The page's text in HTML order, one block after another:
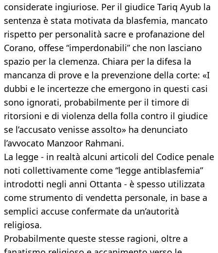
considerate ingiuriose. Per il giudice Tariq Ayub la
sentenza è stata motivata da blasfemia, mancato
rispetto per personalità sacre e profanazione del
Corano, offese “imperdonabili” che non lasciano
spazio per la clemenza. Chiara per la difesa la
mancanza di prove e la prevenzione della corte: «I
dubbi e le incertezze che emergono in questi casi
sono ignorati, probabilmente per il timore di
ritorsioni e di violenza della folla contro il giudice
se l’accusato venisse assolto» ha denunciato
l’avvocato Manzoor Rahmani.
La legge - in realtà alcuni articoli del Codice penale
noti collettivamente come “legge antiblasfemia”
introdotti negli anni Ottanta - è spesso utilizzata
come strumento di vendetta personale, in base a
semplici accuse confermate da un’autorità
religiosa.
Probabilmente queste stesse ragioni, oltre a